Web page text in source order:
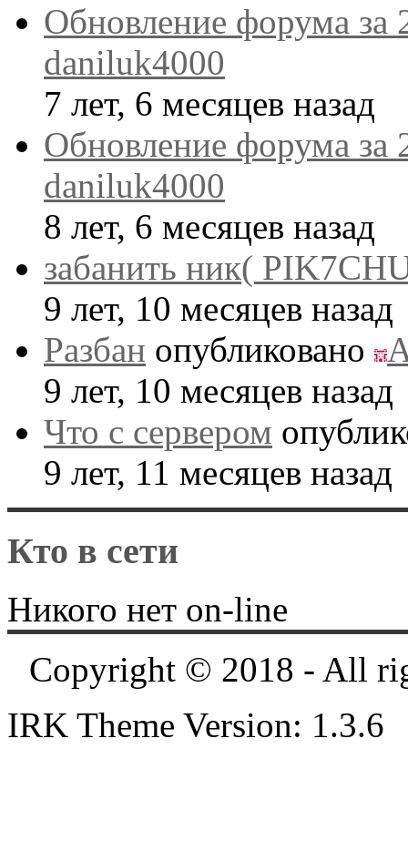
Обновление форума за
daniluk4000
7 лет, 6 месяцев назад
Обновление форума за
daniluk4000
8 лет, 6 месяцев назад
забанить ник(
9 лет, 10 месяцев назад
Разбан опубликовано
9 лет, 10 месяцев назад
Что с сервером
9 лет, 11 месяцев назад
Кто в сети
Никого нет on-line
Copyright © 2018 - All
IRK Theme Version: 1.3.6